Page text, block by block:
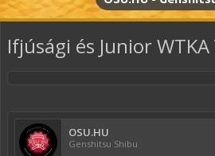
Ifjúsági és Junior
OSU.HU
Genshitsu Shibu